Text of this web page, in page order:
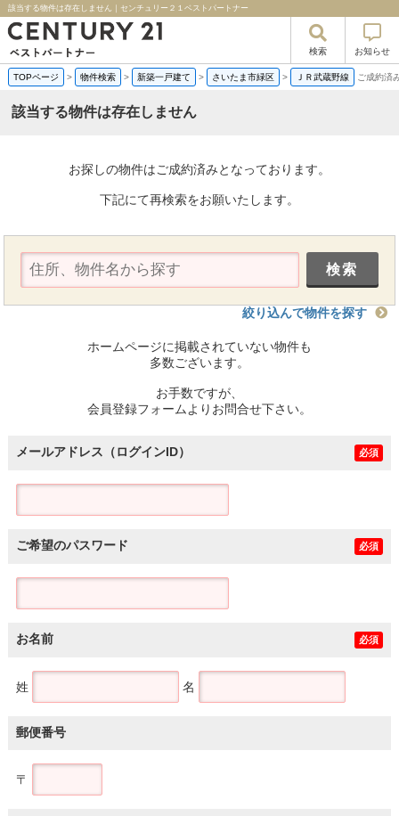
該当する物件は存在しません｜センチュリー２１ベストパートナー
検索 お知らせ
TOPページ > 物件検索 > 新築一戸建て > さいたま市緑区 > ＪＲ武蔵野線 ご成約済
該当する物件は存在しません
お探しの物件はご成約済みとなっております。
下記にて再検索をお願いたします。
絞り込んで物件を探す
ホームページに掲載されていない物件も
多数ございます。
お手数ですが、
会員登録フォームよりお問合せ下さい。
メールアドレス（ログインID） 必須
ご希望のパスワード 必須
お名前 必須
姓 名
郵便番号
〒